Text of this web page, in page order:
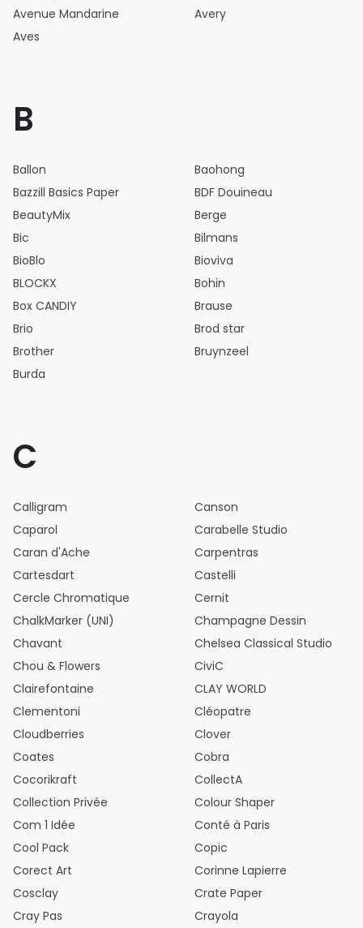
Avenue Mandarine
Avery
Aves
B
Ballon
Baohong
Bazzill Basics Paper
BDF Douineau
BeautyMix
Berge
Bic
Bilmans
BioBlo
Bioviva
BLOCKX
Bohin
Box CANDIY
Brause
Brio
Brod star
Brother
Bruynzeel
Burda
C
Calligram
Canson
Caparol
Carabelle Studio
Caran d'Ache
Carpentras
Cartesdart
Castelli
Cercle Chromatique
Cernit
ChalkMarker (UNI)
Champagne Dessin
Chavant
Chelsea Classical Studio
Chou & Flowers
CiviC
Clairefontaine
CLAY WORLD
Clementoni
Cléopatre
Cloudberries
Clover
Coates
Cobra
Cocorikraft
CollectA
Collection Privée
Colour Shaper
Com 1 Idée
Conté à Paris
Cool Pack
Copic
Corect Art
Corinne Lapierre
Cosclay
Crate Paper
Cray Pas
Crayola